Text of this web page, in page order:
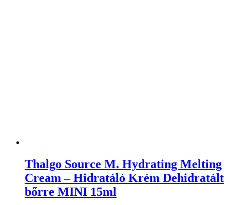
Thalgo Source M. Hydrating Melting
Cream – Hidratáló Krém Dehidratált
bőrre MINI 15ml